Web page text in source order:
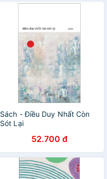
Sách - Điều Duy Nhất Còn
Sót Lại
52.700 đ